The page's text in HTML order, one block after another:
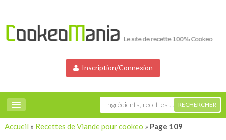
Inscription/Connexion
Accueil » Recettes de Viande pour cookeo » Page 109